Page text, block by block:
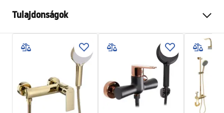
Tulajdonságok
Az ajtó nyitásának módja
Univerzális
Üvegvastagság
6 mm
A zuhanyajtó magassága
cm